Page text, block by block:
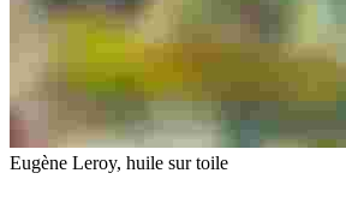
Eugène Leroy, huile sur toile